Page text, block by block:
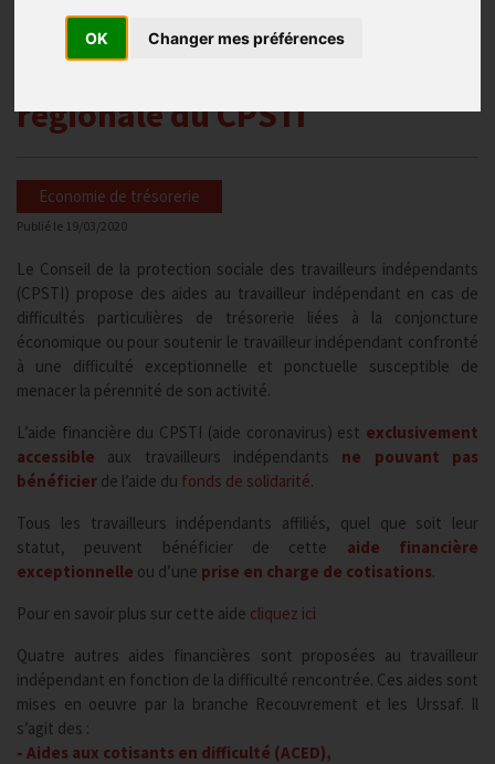
OK Changer mes préférences
L’obtention d’une aide sociale
de la part de l’instance
régionale du CPSTI
Economie de trésorerie
Publié le 19/03/2020
Le Conseil de la protection sociale des travailleurs indépendants
(CPSTI) propose des aides au travailleur indépendant en cas de
difficultés particulières de trésorerie liées à la conjoncture
économique ou pour soutenir le travailleur indépendant confronté
à une difficulté exceptionnelle et ponctuelle susceptible de
menacer la pérennité de son activité.
L’aide financière du CPSTI (aide coronavirus) est exclusivement
accessible aux travailleurs indépendants ne pouvant pas
bénéficier de l’aide du fonds de solidarité.
Tous les travailleurs indépendants affiliés, quel que soit leur
statut, peuvent bénéficier de cette aide financière
exceptionnelle ou d’une prise en charge de cotisations.
Pour en savoir plus sur cette aide cliquez ici
Quatre autres aides financières sont proposées au travailleur
indépendant en fonction de la difficulté rencontrée. Ces aides sont
mises en oeuvre par la branche Recouvrement et les Urssaf. Il
s’agit des :
- Aides aux cotisants en difficulté (ACED),